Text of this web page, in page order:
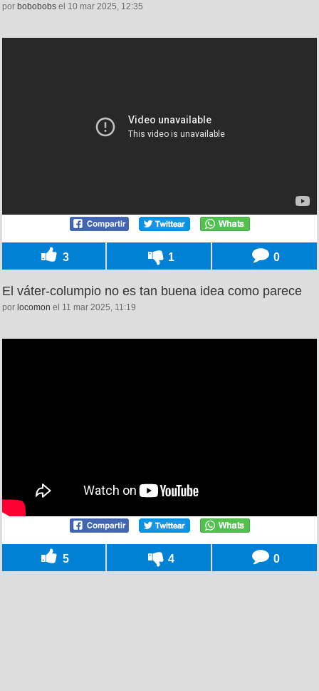
por bobobobs el 10 mar 2025, 12:35
3 1 0
El váter-columpio no es tan buena idea como parece
por locomon el 11 mar 2025, 11:19
5 4 0